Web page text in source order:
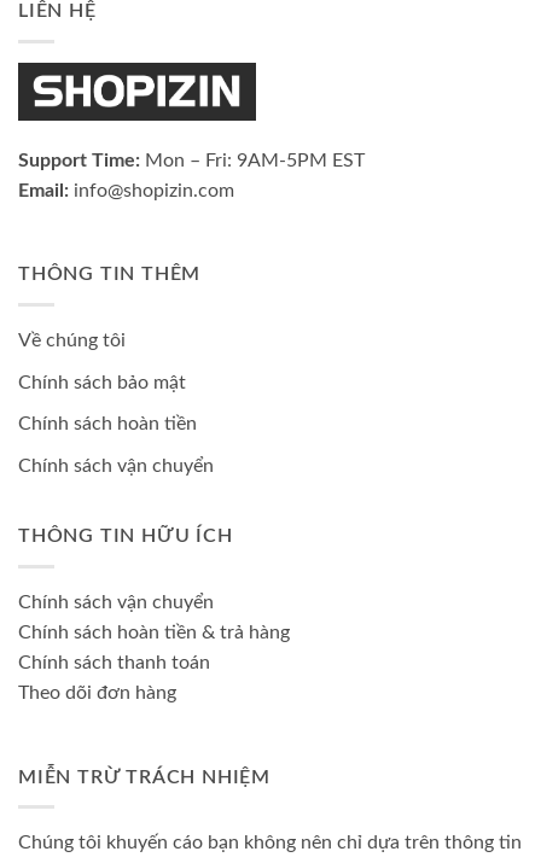
LIÊN HỆ
Support Time: Mon – Fri: 9AM-5PM EST
Email: info@shopizin.com
THÔNG TIN THÊM
Về chúng tôi
Chính sách bảo mật
Chính sách hoàn tiền
Chính sách vận chuyển
THÔNG TIN HỮU ÍCH
Chính sách vận chuyển
Chính sách hoàn tiền & trả hàng
Chính sách thanh toán
Theo dõi đơn hàng
MIỄN TRỪ TRÁCH NHIỆM
Chúng tôi khuyến cáo bạn không nên chỉ dựa trên thông tin